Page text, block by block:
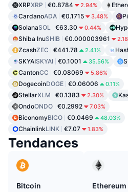
XRPXRP €0.8784 2.94%
CardanoADA €0.1715 3.48% Pi
SolanaSOL €63.30 0.44%
Shiba InuSHIB €0.000003961
ZcashZEC €441.78 2.41%
SKYAISKYAI €0.1001 35.56%
CantonCC €0.08069 5.86%
DogecoinDOGE €0.06006 0.11%
StellarXLM €0.1383 2.30%
OndoONDO €0.2992 7.03%
BiconomyBICO €0.0469 48.03%
ChainlinkLINK €7.07 1.83%
Tendances
Bitcoin
Ethereum